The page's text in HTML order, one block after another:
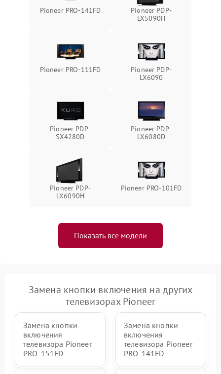
Pioneer PRO-141FD
Pioneer PDP-
LX5090H
Pioneer PRO-111FD
Pioneer PDP-
LX6090
Pioneer PDP-
SX4280D
Pioneer PDP-
LX6080D
Pioneer PDP-
LX6090H
Pioneer PRO-101FD
Показать все модели
Замена кнопки включения на других
телевизорах Pioneer
Замена кнопки
включения
телевизора Pioneer
PRO-151FD
Замена кнопки
включения
телевизора Pioneer
PRO-141FD